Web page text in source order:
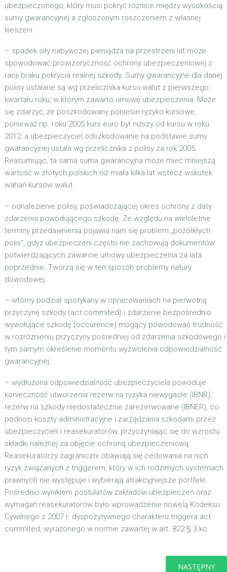
ubezpieczonego, który musi pokryć różnice między wysokością
sumy gwarancyjnej a zgłoszonym roszczeniem z własnej
kieszeni.
– spadek siły nabywczej pieniądza na przestrzeni lat może
spowodować prowizoryczność ochrony ubezpieczeniowej z
racji braku pokrycia realnej szkody. Sumy gwarancyjne dla danej
polisy ustalane są wg przelicznika kursu walut z pierwszego
kwartału roku, w którym zawarto umowę ubezpieczenia. Może
się zdarzyć, że poszkodowany poniesie ryzyko kursowe,
ponieważ np. roku 2005 kurs euro był niższy od kursu w roku
2012, a ubezpieczyciel odszkodowanie na podstawie sumy
gwarancyjnej ustala wg przelicznika z polisy za rok 2005.
Reasumując, ta sama suma gwarancyjna może mieć mniejszą
wartość w złotych polskich niż miała kilka lat wstecz wskutek
wahań kursów walut.
– odnalezienie polisy, poświadczającej okres ochrony z daty
zdarzenia powodującego szkodę. Ze względu na wieloletnie
terminy przedawnienia pojawia nam się problem „pożółkłych
polis”, gdyż ubezpieczeni często nie zachowują dokumentów
potwierdzających zawarcie umowy ubezpieczenia za lata
poprzednie. Tworzą się w ten sposób problemy natury
dowodowej.
– wtórny podział spotykany w opracowaniach na pierwotną
przyczynę szkody (act commited) i zdarzenie bezpośrednio
wywołujące szkodę (occurence) mogący powodować trudność
w rozróżnieniu przyczyny pośredniej od zdarzenia szkodowego i
tym samym określenie momentu wyzwolenia odpowiedzialność
gwarancyjnej.
– wydłużona odpowiedzialność ubezpieczyciela powoduje
konieczność utworzenia rezerw na ryzyka niewygasłe (IBNR),
rezerw na szkody niedostatecznie zarezerwowane (IBNER), co
podnosi koszty administracyjne i zarządzania szkodami przez
ubezpieczycieli i reasekuratorów, przyczyniając się do wzrostu
składki należnej za objęcie ochroną ubezpieczeniową.
Reasekuratorzy zagraniczni obawiają się cedowania na nich
ryzyk związanych z triggerem, który w ich rodzimych systemach
prawnych nie występuje i wybierają atrakcyjniejsze portfele.
Pośrednio wynikiem postulatów zakładów ubezpieczeń oraz
wymagań reasekuratorów było wprowadzenie nowelą Kodeksu
Cywilnego z 2007 r. dyspozytywnego charakteru triggera act
commited, wyrażonego w normie zawartej w art. 822 § 3 kc.
NASTĘPNY